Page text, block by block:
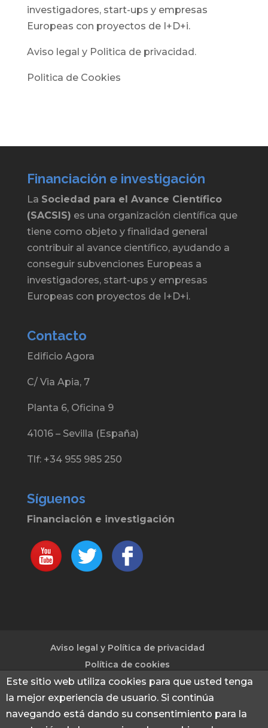
investigadores, start-ups y empresas
Europeas con proyectos de I+D+i.
Aviso legal y Politica de privacidad.
Politica de Cookies
Financiación e investigación
La Sociedad para el Avance Científico
(SACSIS) es una organización científica que
tiene como objeto y finalidad general
contribuir al avance científico, ayudando a
conseguir subvenciones Europeas a
investigadores, start-ups y empresas
Europeas con proyectos de I+D+i.
Contacto
Edificio Agora
C/ Via Apia, 7
Planta 6, Oficina 9
41016 – Sevilla (España)
Tlf: +34 955 985 250
Síguenos
Financiación e investigación
Aviso legal y Política de privacidad
Política de cookies
© 2013 - 2026 Financiación e investigación
Captación de fondos para investigación e
Este sitio web utiliza cookies para que usted tenga
la mejor experiencia de usuario. Si continúa
navegando está dando su consentimiento para la